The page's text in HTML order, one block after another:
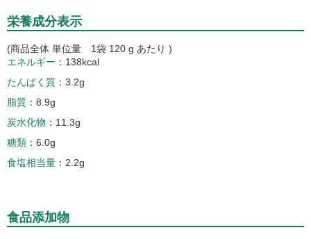
栄養成分表示
(商品全体 単位量 1袋 120 g あたり )
エネルギー
138kcal
たんぱく質
3.2g
脂質
8.9g
炭水化物
11.3g
糖類
6.0g
食塩相当量
2.2g
食品添加物